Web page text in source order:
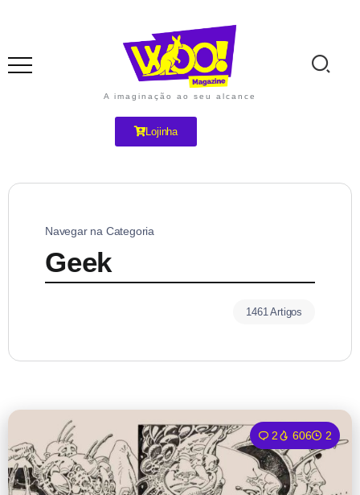
A imaginação ao seu alcance
Lojinha
Navegar na Categoria
Geek
1461 Artigos
2 606 2